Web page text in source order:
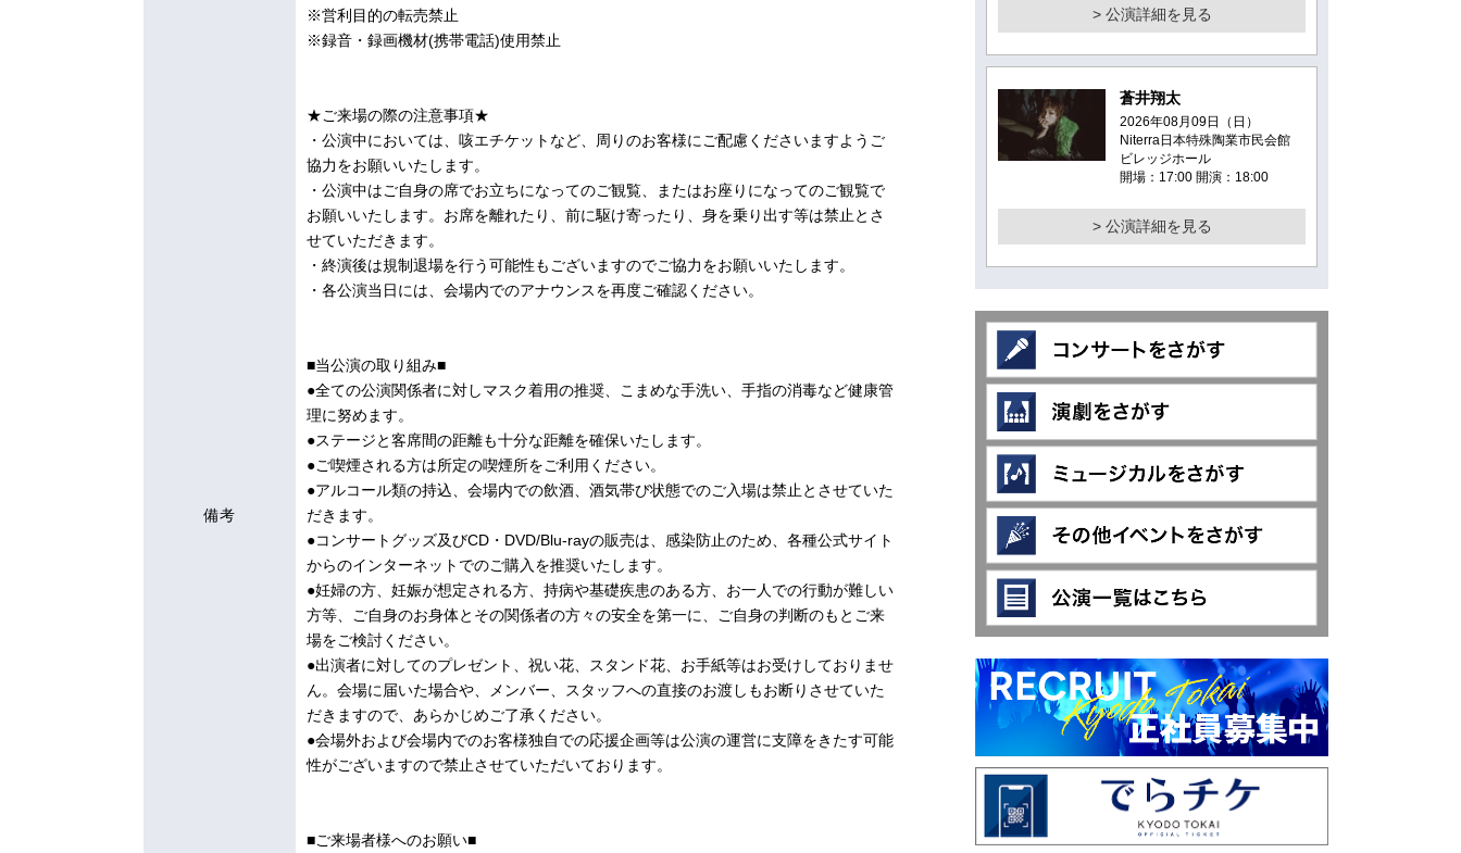
備考
※営利目的の転売禁止
※録音・録画機材(携帯電話)使用禁止
★ご来場の際の注意事項★
・公演中においては、咳エチケットなど、周りのお客様にご配慮くださいますようご
協⼒をお願いいたします。
・公演中はご⾃⾝の席でお⽴ちになってのご観覧、またはお座りになってのご観覧で
お願いいたします。お席を離れたり、前に駆け寄ったり、⾝を乗り出す等は禁⽌とさ
せていただきます。
・終演後は規制退場を行う可能性もございますのでご協力をお願いいたします。
・各公演当⽇には、会場内でのアナウンスを再度ご確認ください。
■当公演の取り組み■
●全ての公演関係者に対しマスク着用の推奨、こまめな手洗い、手指の消毒など健康管
理に努めます。
●ステージと客席間の距離も十分な距離を確保いたします。
●ご喫煙される方は所定の喫煙所をご利用ください。
●アルコール類の持込、会場内での飲酒、酒気帯び状態でのご入場は禁止とさせていた
だきます。
●コンサートグッズ及びCD・DVD/Blu-rayの販売は、感染防止のため、各種公式サイト
からのインターネットでのご購入を推奨いたします。
●妊婦の方、妊娠が想定される方、持病や基礎疾患のある方、お一人での行動が難しい
方等、ご自身のお身体とその関係者の方々の安全を第一に、ご自身の判断のもとご来
場をご検討ください。
●出演者に対してのプレゼント、祝い花、スタンド花、お手紙等はお受けしておりませ
ん。会場に届いた場合や、メンバー、スタッフへの直接のお渡しもお断りさせていた
だきますので、あらかじめご了承ください。
●会場外および会場内でのお客様独自での応援企画等は公演の運営に支障をきたす可能
性がございますので禁止させていただいております。
■ご来場者様へのお願い■
> 公演詳細を見る
蒼井翔太
2026年08月09日（日）
Niterra日本特殊陶業市民会館
ビレッジホール
開場：17:00 開演：18:00
> 公演詳細を見る